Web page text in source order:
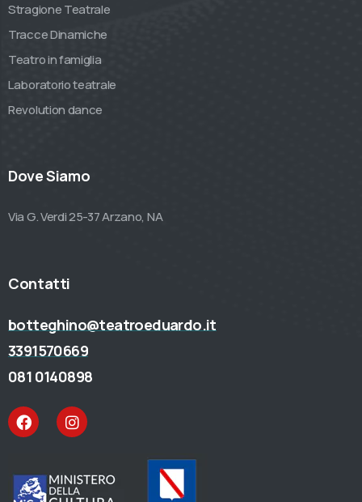
Stragione Teatrale
Tracce Dinamiche
Teatro in famiglia
Laboratorio teatrale
Revolution dance
Dove Siamo
Via G. Verdi 25-37 Arzano, NA
Contatti
botteghino@teatroeduardo.it
3391570669
081 0140898